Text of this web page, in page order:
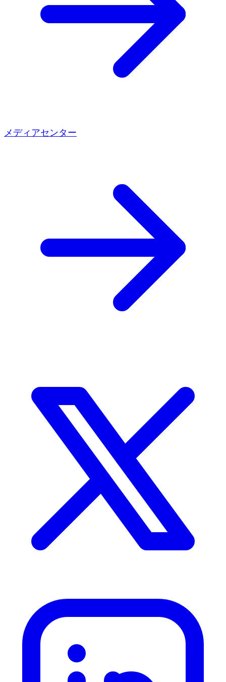
メディアセンター